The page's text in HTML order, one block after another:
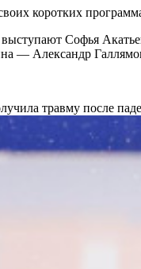
коротких
Софья
— Александр
травму после